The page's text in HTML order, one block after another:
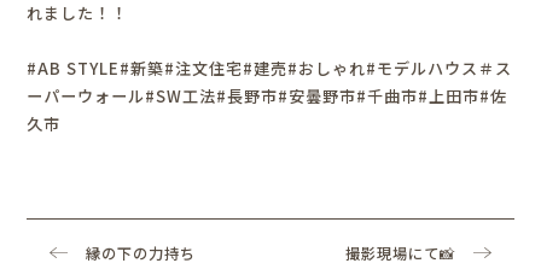
れました！！
#AB STYLE#新築#注文住宅#建売#おしゃれ#モデルハウス＃ス
ーパーウォール#SW工法#長野市#安曇野市#千曲市#上田市#佐
久市
縁の下の力持ち 撮影現場にて📸